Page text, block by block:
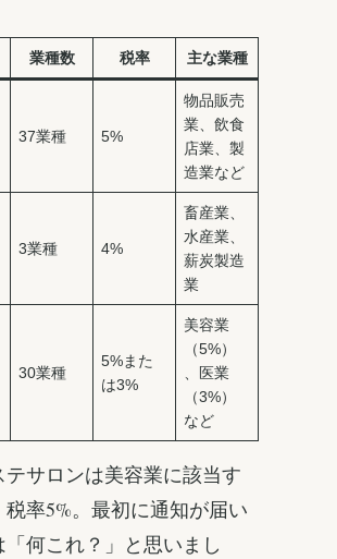
業種数 税率 主な業種
37業種 5%
物品販売
業、飲食
店業、製
造業など
3業種 4%
畜産業、
水産業、
薪炭製造
業
30業種
5%また
は3%
美容業
（5%）
、医業
（3%）
など
テサロンは美容業に該当す
税率5%。最初に通知が届い
「何これ？」と思いまし